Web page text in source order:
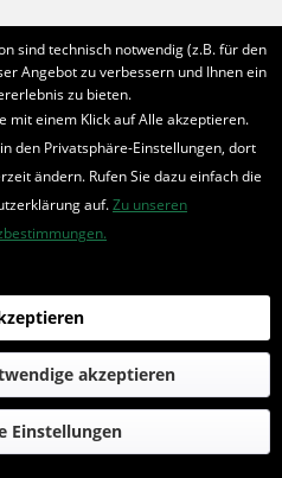
widerrufen
zzgl. Bearbeitungspauschale
Joachim Otto
sind technisch notwendig (z.B. für den
Angebot zu verbessern und Ihnen ein
zu bieten.
mit einem Klick auf Alle akzeptieren.
den Privatsphäre-Einstellungen, dort
ändern. Rufen Sie dazu einfach die
auf.Zu unseren
Einstellungen
akzeptieren